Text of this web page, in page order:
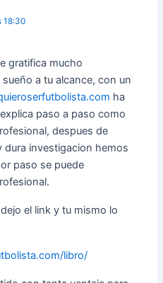
18:30
gratifica mucho
a tu alcance, con un
ha
paso a paso como
despues de
dura investigacion hemos
paso se puede
el link y tu mismo lo
libro/